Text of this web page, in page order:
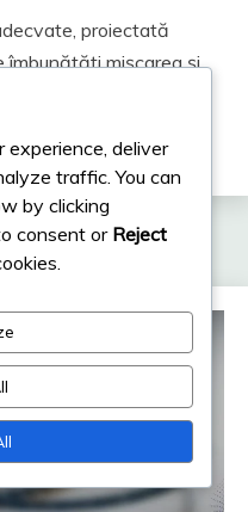
proiectată
îmbunătăți mișcarea și
sesiunilor de
experience, deliver
traffic. You can
by clicking
consent or Reject